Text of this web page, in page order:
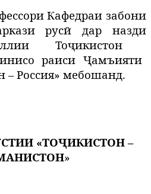
Кафедраи забони
русӣ дар
назди
Тоҷикистон
раиси Ҷамъияти
– Россия» мебошанд.
«ТОҶИКИСТОН –
»